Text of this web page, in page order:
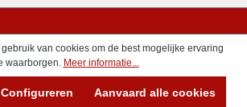
van cookies om de best mogelijke ervaring
waarborgen. Meer informatie...
Configureren Aanvaard alle cookies